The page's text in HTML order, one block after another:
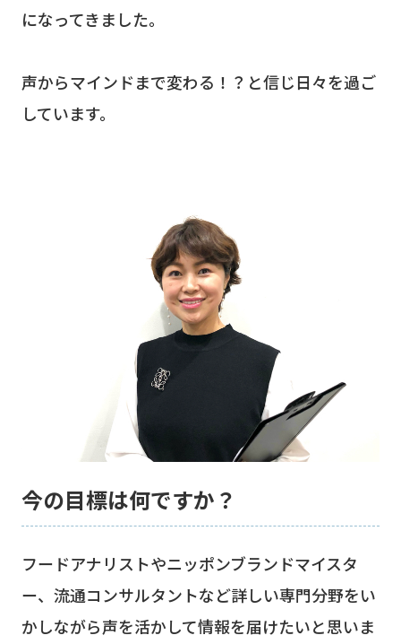
になってきました。
声からマインドまで変わる！？と信じ日々を過ご
しています。
今の目標は何ですか？
フードアナリストやニッポンブランドマイスタ
ー、流通コンサルタントなど詳しい専門分野をい
かしながら声を活かして情報を届けたいと思いま